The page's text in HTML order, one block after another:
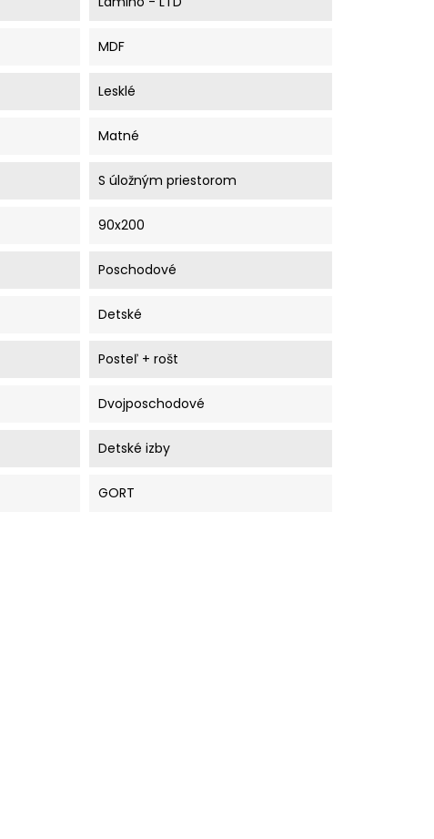
MDF
Lesklé
Matné
S úložným priestorom
90x200
Poschodové
Detské
Posteľ + rošt
Dvojposchodové
Detské izby
GORT